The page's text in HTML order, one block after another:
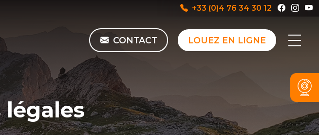
CONTACT LOUEZ EN LIGNE
+33 (0)4 76 34 30 12